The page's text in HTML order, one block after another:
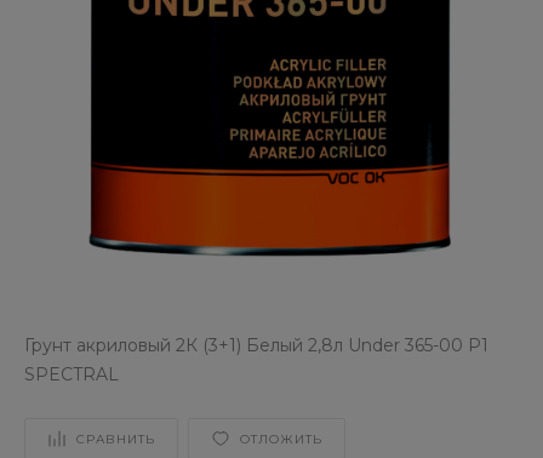
Грунт акриловый 2К (3+1) Белый 2,8л Under 365-00 P1
SPECTRAL
СРАВНИТЬ ОТЛОЖИТЬ